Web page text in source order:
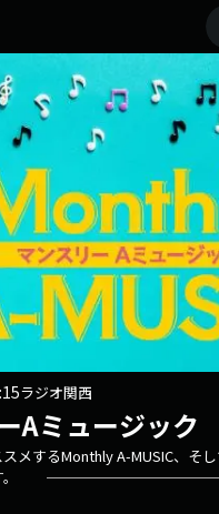
ラジオ関西
Aミュージック
メするMonthly A-MUSIC、そ
ます。
タグは「#ラジ関」 ラジオ関西